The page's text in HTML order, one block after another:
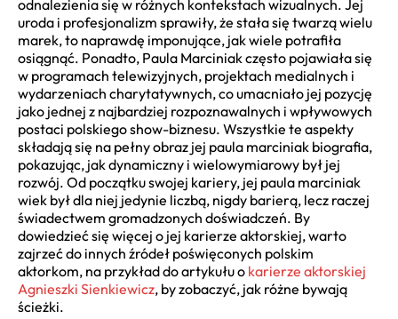
odnalezienia się w różnych kontekstach wizualnych. Jej
uroda i profesjonalizm sprawiły, że stała się twarzą wielu
marek, to naprawdę imponujące, jak wiele potrafiła
osiągnąć. Ponadto, Paula Marciniak często pojawiała się
w programach telewizyjnych, projektach medialnych i
wydarzeniach charytatywnych, co umacniało jej pozycję
jako jednej z najbardziej rozpoznawalnych i wpływowych
postaci polskiego show-biznesu. Wszystkie te aspekty
składają się na pełny obraz jej paula marciniak biografia,
pokazując, jak dynamiczny i wielowymiarowy był jej
rozwój. Od początku swojej kariery, jej paula marciniak
wiek był dla niej jedynie liczbą, nigdy barierą, lecz raczej
świadectwem gromadzonych doświadczeń. By
dowiedzieć się więcej o jej karierze aktorskiej, warto
zajrzeć do innych źródeł poświęconych polskim
aktorkom, na przykład do artykułu o karierze aktorskiej
Agnieszki Sienkiewicz, by zobaczyć, jak różne bywają
ścieżki.